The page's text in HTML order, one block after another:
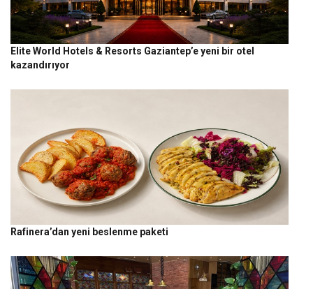
Elite World Hotels & Resorts Gaziantep’e yeni bir otel
kazandırıyor
Rafinera’dan yeni beslenme paketi